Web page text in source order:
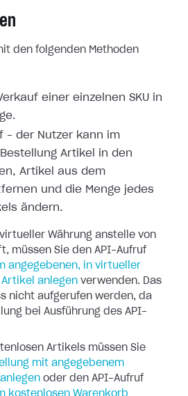
den folgenden Methoden
einer einzelnen SKU in
– der Nutzer kann im
Artikel in den
Artikel aus dem
und die Menge jedes
ändern.
Währung anstelle von
müssen Sie den API-Aufruf
angegebenen, in virtueller
anlegen verwenden. Das
nicht aufgerufen werden, da
bei Ausführung des API-
Artikels müssen Sie
mit angegebenem
oder den API-Aufruf
kostenlosen Warenkorb